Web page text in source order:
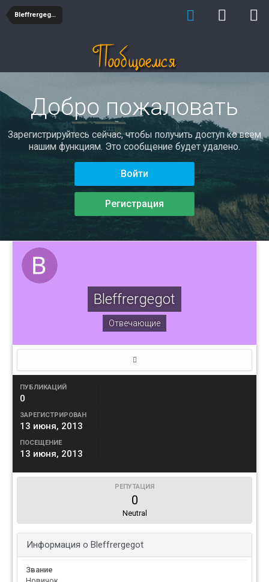
Bleffrergegot
Добро пожаловать
Зарегистрируйтесь сейчас, чтобы получить доступ ко всем
нашим функциям. Это сообщение будет удалено.
Войти
Регистрация
Bleffrergegot
Отвечающие
ПУБЛИКАЦИЙ
0
ЗАРЕГИСТРИРОВАН
13 июня, 2013
ПОСЕЩЕНИЕ
13 июня, 2013
РЕПУТАЦИЯ
0
Neutral
Информация о Bleffrergegot
Звание